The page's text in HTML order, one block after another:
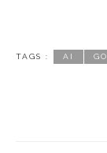
TAGS : AI